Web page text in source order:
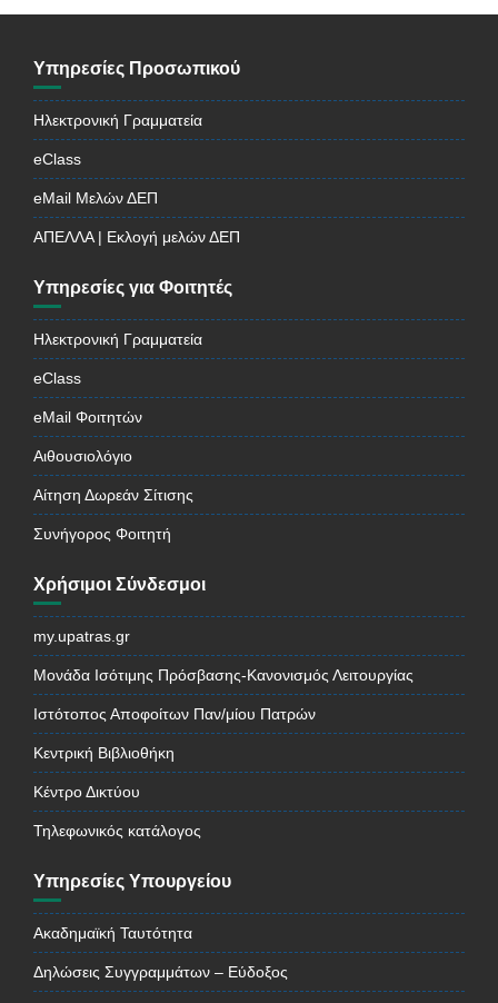
Υπηρεσίες Προσωπικού
Ηλεκτρονική Γραμματεία
eClass
eMail Μελών ΔΕΠ
ΑΠΕΛΛΑ | Εκλογή μελών ΔΕΠ
Υπηρεσίες για Φοιτητές
Ηλεκτρονική Γραμματεία
eClass
eMail Φοιτητών
Αιθουσιολόγιο
Αίτηση Δωρεάν Σίτισης
Συνήγορος Φοιτητή
Χρήσιμοι Σύνδεσμοι
my.upatras.gr
Μονάδα Ισότιμης Πρόσβασης-Κανονισμός Λειτουργίας
Ιστότοπος Αποφοίτων Παν/μίου Πατρών
Κεντρική Βιβλιοθήκη
Κέντρο Δικτύου
Τηλεφωνικός κατάλογος
Υπηρεσίες Υπουργείου
Ακαδημαϊκή Ταυτότητα
Δηλώσεις Συγγραμμάτων – Εύδοξος